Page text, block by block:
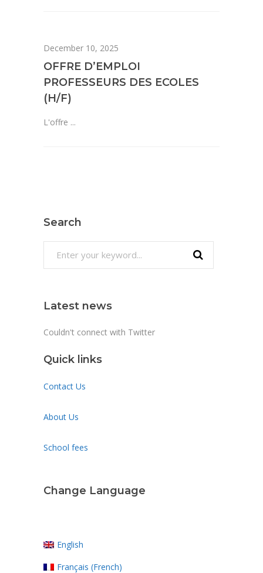
December 10, 2025
OFFRE D’EMPLOI
PROFESSEURS DES ECOLES
(H/F)
L'offre
Search
Latest news
Couldn't connect with Twitter
Quick links
Contact Us
About Us
School fees
Change Language
English
Français (French)